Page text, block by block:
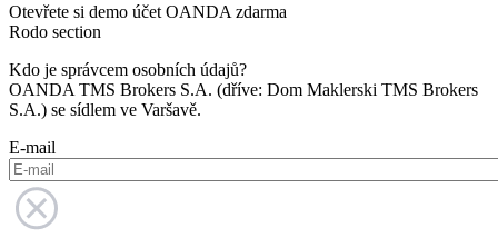
Otevřete si demo účet OANDA zdarma
Rodo section
Kdo je správcem osobních údajů?
OANDA TMS Brokers S.A. (dříve: Dom Maklerski TMS Brokers
S.A.) se sídlem ve Varšavě.
E-mail